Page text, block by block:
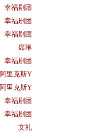
幸福剧团
幸福剧团
幸福剧团
席琳
幸福剧团
阿里克斯Y
阿里克斯Y
幸福剧团
幸福剧团
文礼